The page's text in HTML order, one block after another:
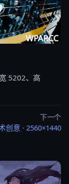
5202、高
下一个
创意 · 2560×1440